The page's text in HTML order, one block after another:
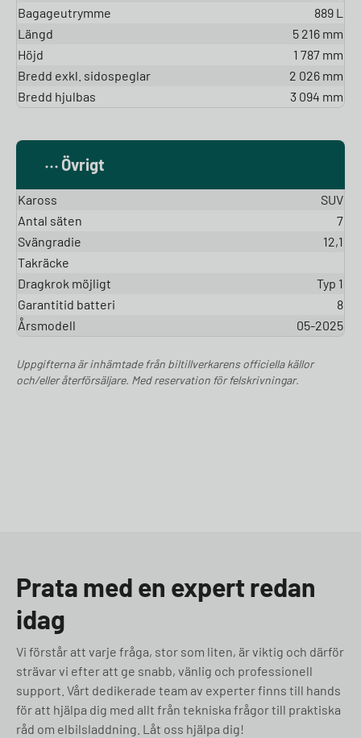
Bagageutrymme
889 L
Längd
5 216 mm
Höjd
1 787 mm
Bredd exkl. sidospeglar
2 026 mm
Bredd hjulbas
3 094 mm
Övrigt
Kaross
SUV
Antal säten
7
Svängradie
12,1
Takräcke
Dragkrok möjligt
Typ 1
Garantitid batteri
8
Årsmodell
05-2025
Uppgifterna är inhämtade från biltillverkarens officiella källor
och/eller återförsäljare. Med reservation för felskrivningar.
Prata med en expert redan
idag
Vi förstår att varje fråga, stor som liten, är viktig och därför
strävar vi efter att ge snabb, vänlig och professionell
support. Vårt dedikerade team av experter finns till hands
för att hjälpa dig med allt från tekniska frågor till praktiska
råd om elbilsladdning. Låt oss hjälpa dig!